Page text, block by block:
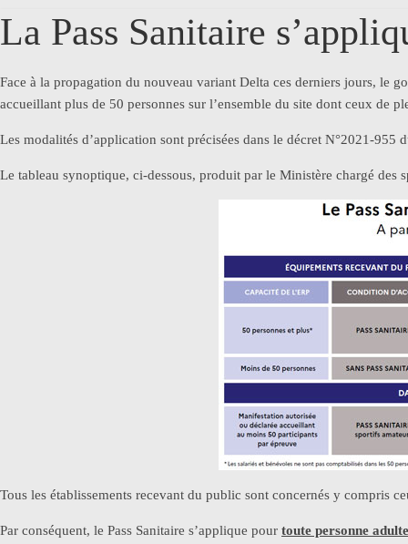
La Pass Sanitaire
Face à la propagation du nouveau variant Delta ces derniers jours, le
accueillant plus de 50 personnes sur l’ensemble du site dont ceux de
Les modalités d’application sont précisées dans le décret N°2021-
Le tableau synoptique, ci-dessous, produit par le Ministère chargé des
Tous les établissements recevant du public sont concernés y compris
Par conséquent, le Pass Sanitaire s’applique pour toute personne adulte